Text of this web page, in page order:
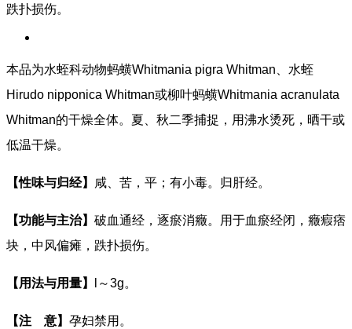
跌扑损伤。
本品为水蛭科动物蚂蟥Whitmania pigra Whitman、水蛭
Hirudo nipponica Whitman或柳叶蚂蟥Whitmania acranulata
Whitman的干燥全体。夏、秋二季捕捉，用沸水烫死，晒干或
低温干燥。
【性味与归经】 咸、苦，平；有小毒。归肝经。
【功能与主治】 破血通经，逐瘀消癥。用于血瘀经闭，癥瘕痞
块，中风偏瘫，跌扑损伤。
【用法与用量】 ～3g。
【注 意】 孕妇禁用。